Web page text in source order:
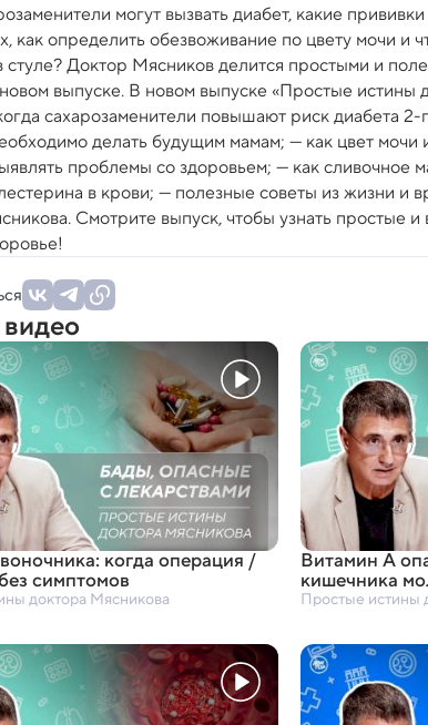
могут вызвать диабет, какие
как определить обезвоживание по цвету мочи и
стуле? Доктор Мясников делится простыми и
выпуске. В новом выпуске «Простые истины
сахарозаменители повышают риск диабета 2-
делать будущим мамам; — как цвет мочи
проблемы со здоровьем; — как сливочное
в крови; — полезные советы из жизни и
Смотрите выпуск, чтобы узнать простые
когда операция /
симптомов
доктора Мясникова
Витамин А
кишечника
Простые истины